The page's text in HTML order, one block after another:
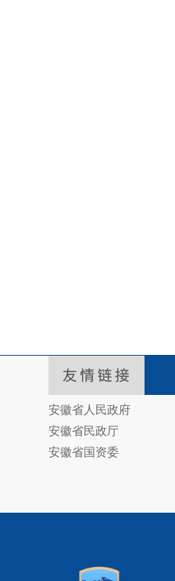
安徽省人民政府
安徽省民政厅
安徽省国资委